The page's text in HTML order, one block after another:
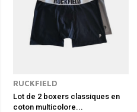
RUCKFIELD
Lot de 2 boxers classiques en
coton multicolore...